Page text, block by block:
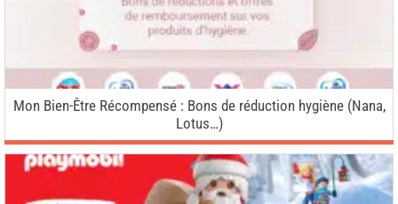
Mon Bien-Être Récompensé : Bons de réduction hygiène (Nana,
Lotus…)